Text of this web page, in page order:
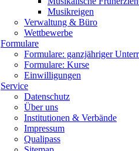
Musikreigen
Verwaltung & Büro
Wettbewerbe
Formulare
Formulare: ganzjähriger
Formulare: Kurse
Einwilligungen
Service
Datenschutz
Über uns
Institutionen & Verbände
Impressum
Qualipass